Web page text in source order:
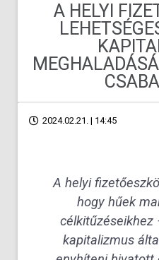
A HELYI
2024.02.21. | 14:45
A helyi
hogy hűek
célkitűzéseikhez
kapitalizmus